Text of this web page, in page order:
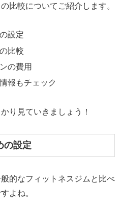
比較についてご紹介します。
設定
比較
の費用
報もチェック
り見ていきましょう！
の設定
的なフィットネスジムと比べ
よね。